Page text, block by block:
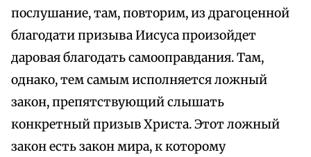
послушание, там, повторим, из драгоценной
благодати призыва Иисуса произойдет
даровая благодать самооправдания. Там,
однако, тем самым исполняется ложный
закон, препятствующий слышать
конкретный призыв Христа. Этот ложный
закон есть закон мира, к которому